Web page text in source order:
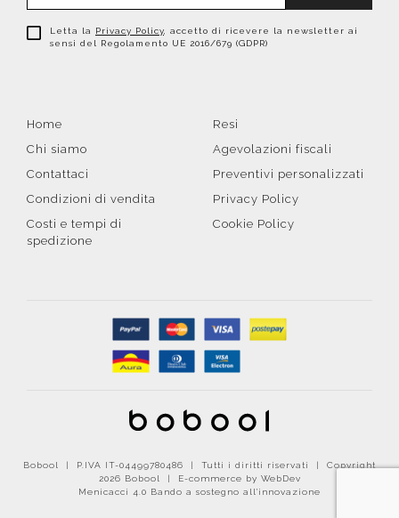
Letta la Privacy Policy , accetto di ricevere la newsletter ai
sensi del Regolamento UE 2016/679 (GDPR)
Home
Chi siamo
Contattaci
Condizioni di vendita
Costi e tempi di
spedizione
Resi
Agevolazioni fiscali
Preventivi personalizzati
Privacy Policy
Cookie Policy
Bobool | P.IVA IT-04499780486 | Tutti i diritti riservati | Copyright
2026 Bobool |
E-commerce by WebDev
Menicacci 4.0 Bando a sostegno all'innovazione